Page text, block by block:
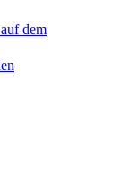
dem